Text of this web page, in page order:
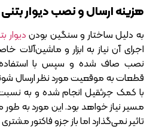
هزینه ارسال و نصب دیوار بتنی
به دلیل ساختار و سنگین بودندیوار
اجرای آن نیاز به ابزار و ماشین‌آلات
نصب صاف شده و سپس با
قطعات به موقعیت مورد نظر ارسال
با کمک جرثقیل انجام شده و به نسبت
مسیر نیاز خواهد بود. این مورد به
تاثیر نمی‌گذارد اما باز جزو فاکتور